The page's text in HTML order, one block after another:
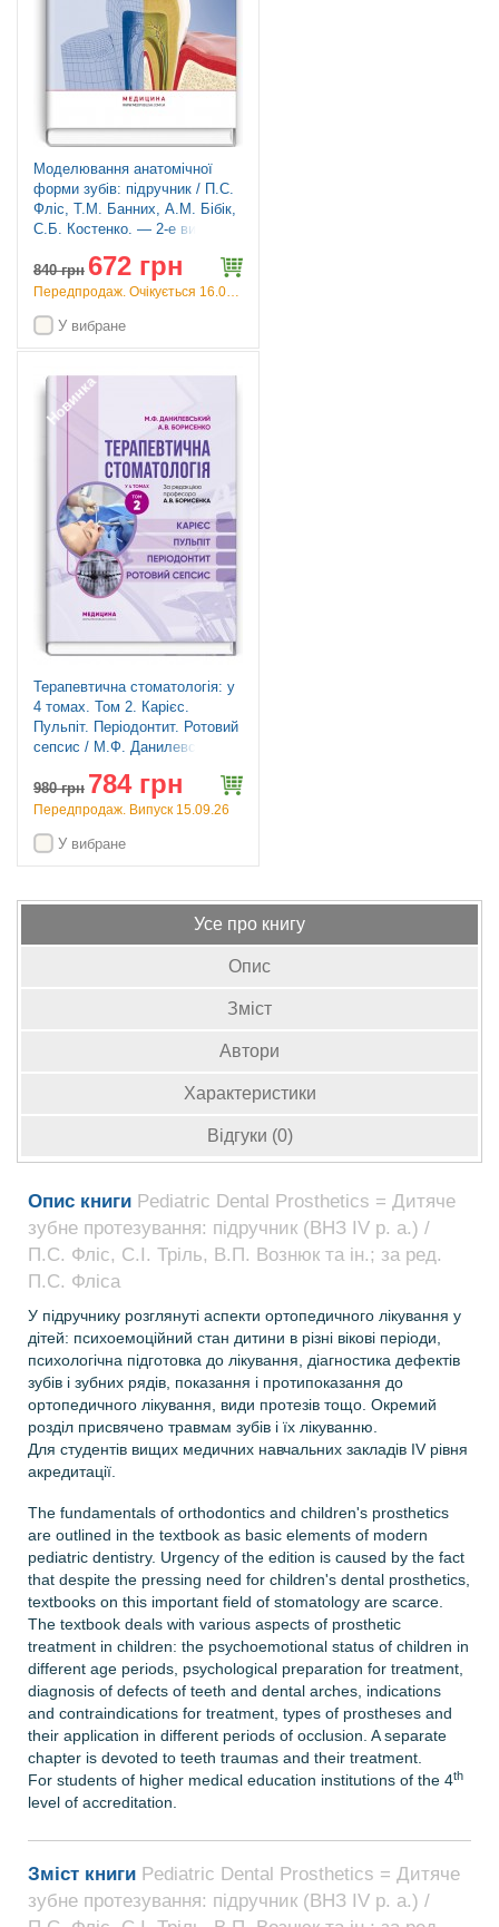
Моделювання анатомічної
форми зубів: підручник / П.С.
Фліс, Т.М. Банних, А.М. Бібік,
С.Б. Костенко. — 2-е видання
840грн 672 грн
Передпродаж. Очікується 16.09.26
У вибране
Новинка
Терапевтична стоматологія: у
4 томах. Том 2. Карієс.
Пульпіт. Періодонтит. Ротовий
сепсис / М.Ф. Данилевський,
видання
980грн 784 грн
Передпродаж. Випуск 15.09.26
У вибране
Усе про книгу
Опис
Зміст
Автори
Характеристики
Відгуки (0)
Опис книги Pediatric Dental Prosthetics = Дитяче
зубне протезування: підручник (ВНЗ ІV р. а.) /
П.С. Фліс, С.І. Тріль, В.П. Вознюк та ін.; за ред.
П.С. Фліса
У підручнику розглянуті аспекти ортопедичного лікування у
дітей: психоемоційний стан дитини в різні вікові періоди,
психологічна підготовка до лікування, діагностика дефектів
зубів і зубних рядів, показання і протипоказання до
ортопедичного лікування, види протезів тощо. Окремий
розділ присвячено травмам зубів і їх лікуванню.
Для студентів вищих медичних навчальних закладів IV рівня
акредитації.
The fundamentals of orthodontics and children's prosthetics
are outlined in the textbook as basic elements of modern
pediatric dentistry. Urgency of the edition is caused by the fact
that despite the pressing need for children's dental prosthetics,
textbooks on this important field of stomatology are scarce.
The textbook deals with various aspects of prosthetic
treatment in chil­dren: the psychoemotional status of children in
different age periods, psychological preparation for treatment,
diagnosis of defects of teeth and dental arches, indications
and contraindications for treatment, types of prostheses and
their application in different periods of occlusion. A separate
chapter is devoted to teeth traumas and their treatment.
For students of higher medical education institutions of the 4th
level of accreditation.
Зміст книги Pediatric Dental Prosthetics = Дитяче
зубне протезування: підручник (ВНЗ ІV р. а.) /